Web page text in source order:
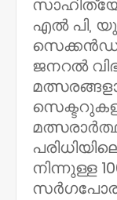
എല്‍ പി,
ജനറല്‍
നിന്നുള്ള